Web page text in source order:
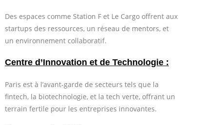
Des espaces comme Station F et Le Cargo offrent aux
startups des ressources, un réseau de mentors, et
un environnement collaboratif.
Centre d’Innovation et de Technologie :
Paris est à l’avant-garde de secteurs tels que la
fintech, la biotechnologie, et la tech verte, offrant un
terrain fertile pour les entreprises innovantes.